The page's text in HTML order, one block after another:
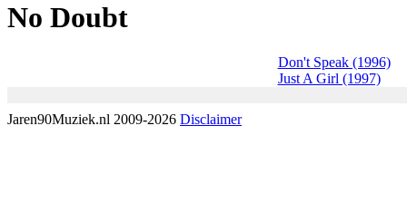
No Doubt
Don't Speak (1996)
Just A Girl (1997)
Jaren90Muziek.nl 2009-2026 Disclaimer